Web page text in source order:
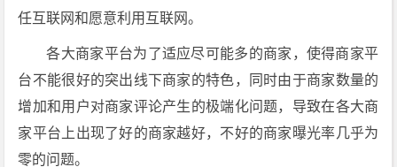
任互联网和愿意利用互联网。
各大商家平台为了适应尽可能多的商家，使得商家平
台不能很好的突出线下商家的特色，同时由于商家数量的
增加和用户对商家评论产生的极端化问题，导致在各大商
家平台上出现了好的商家越好，不好的商家曝光率几乎为
零的问题。